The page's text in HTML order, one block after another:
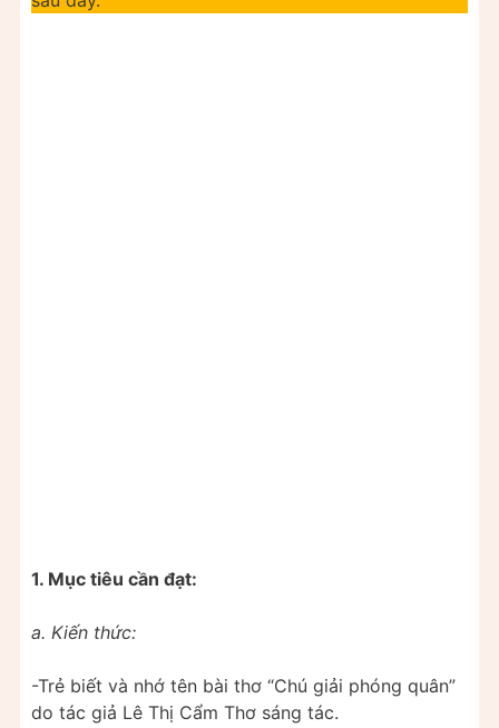
1. Mục tiêu cần đạt:
a. Kiến thức:
-Trẻ biết và nhớ tên bài thơ “Chú giải phóng quân”
do tác giả Lê Thị Cẩm Thơ sáng tác.